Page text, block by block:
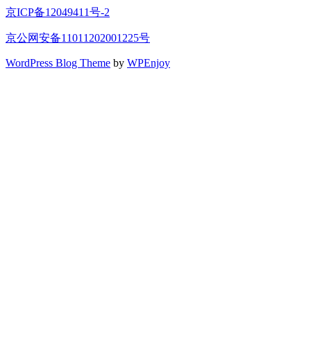
京ICP备12049411号-2
京公网安备11011202001225号
WordPress Blog Theme by WPEnjoy